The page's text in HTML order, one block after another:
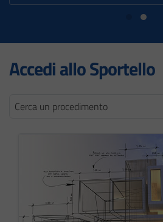
Accedi allo Sportello